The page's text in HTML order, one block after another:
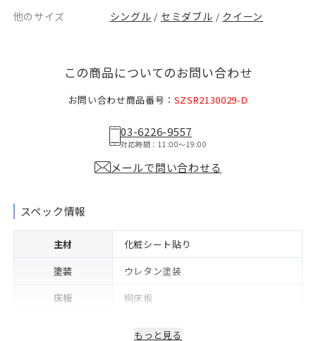
他のサイズ シングル / セミダブル / クイーン
この商品についてのお問い合わせ
お問い合わせ商品番号： SZSR2130029-D
03-6226-9557
対応時間：11:00〜19:00
メールで問い合わせる
スペック情報
主材
化粧シート貼り
塗装
ウレタン塗装
床板
桐床板
もっと見る